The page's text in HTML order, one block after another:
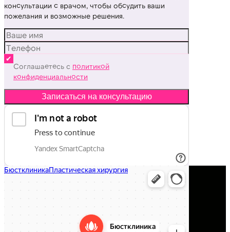
консультации с врачом, чтобы обсудить ваши
пожелания и возможные решения.
Соглашаетесь с политикой
конфиденциальности
Записаться на консультацию